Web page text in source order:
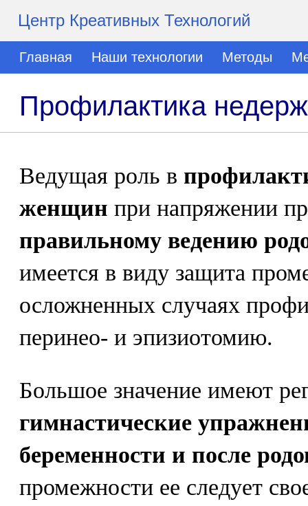
Центр Креативных Технологий
Главная Наши технологии Методы
Профилактика
Ведущая роль в
женщин при напряжении
правильному ведению
имеется в виду защита
осложненных случаях
перинео- и эпизиотомию.
Большое значение имеют
гимнастические
беременности и после
промежности ее следует